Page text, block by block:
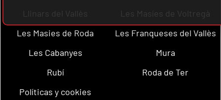
Llinars del Vallès
Les Masíes de Voltregà
Les Masies de Roda
Les Franqueses del Vallès
Les Cabanyes
Mura
Rubí
Roda de Ter
Políticas y cookies